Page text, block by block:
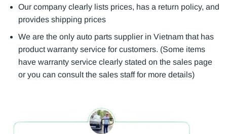
Our company clearly lists prices, has a return policy, and
provides shipping prices
We are the only auto parts supplier in Vietnam that has
product warranty service for customers. (Some items
have warranty service clearly stated on the sales page
or you can consult the sales staff for more details)